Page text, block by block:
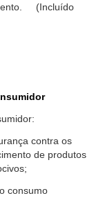
(Incluído
contra os
de produtos
consumo